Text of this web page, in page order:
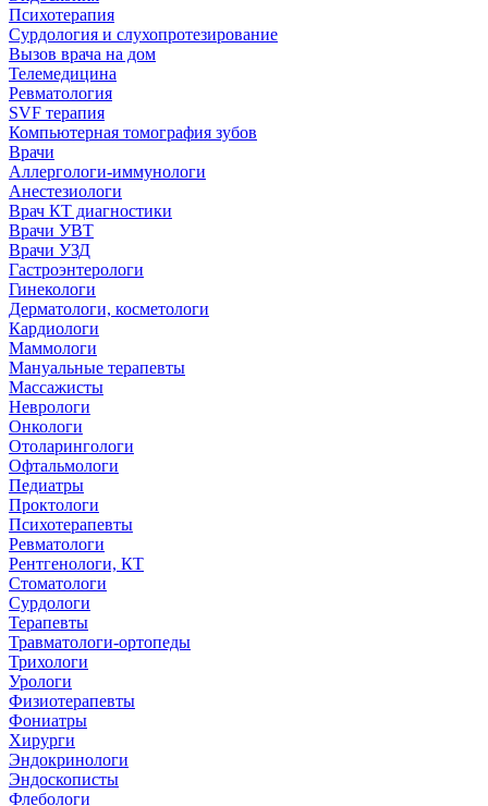
Психотерапия
Сурдология и слухопротезирование
Вызов врача на дом
Телемедицина
Ревматология
SVF терапия
Компьютерная томография зубов
Врачи
Аллергологи-иммунологи
Анестезиологи
Врач КТ диагностики
Врачи УВТ
Врачи УЗД
Гастроэнтерологи
Гинекологи
Дерматологи, косметологи
Кардиологи
Маммологи
Мануальные терапевты
Массажисты
Неврологи
Онкологи
Отоларингологи
Офтальмологи
Педиатры
Проктологи
Психотерапевты
Ревматологи
Рентгенологи, КТ
Стоматологи
Сурдологи
Терапевты
Травматологи-ортопеды
Трихологи
Урологи
Физиотерапевты
Фониатры
Хирурги
Эндокринологи
Эндоскописты
Флебологи